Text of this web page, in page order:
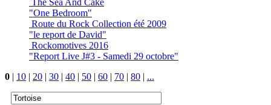
The Sea And Cake
"One Bedroom"
Route du Rock Collection été 2009
"le report de David"
Rockomotives 2016
"Report Live J#3 - Samedi 29 octobre"
0 | 10 | 20 | 30 | 40 | 50 | 60 | 70 | 80 | ...